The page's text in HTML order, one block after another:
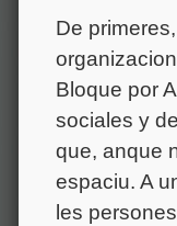
De
Bloque por
sociales y
que, anque
espaciu. A
les